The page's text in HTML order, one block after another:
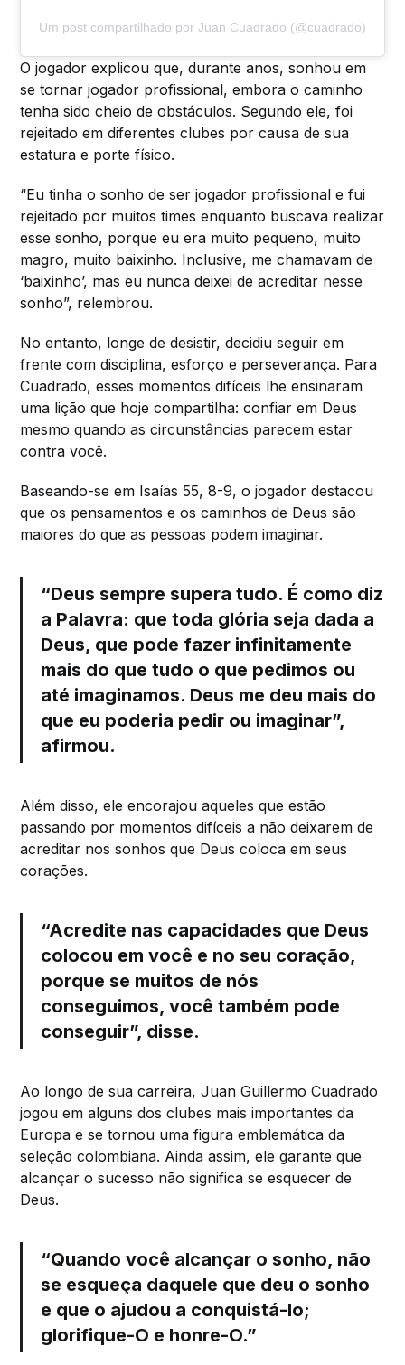
Um post compartilhado por Juan Cuadrado (@cuadrado)
O jogador explicou que, durante anos, sonhou em
se tornar jogador profissional, embora o caminho
tenha sido cheio de obstáculos. Segundo ele, foi
rejeitado em diferentes clubes por causa de sua
estatura e porte físico.
“Eu tinha o sonho de ser jogador profissional e fui
rejeitado por muitos times enquanto buscava realizar
esse sonho, porque eu era muito pequeno, muito
magro, muito baixinho. Inclusive, me chamavam de
‘baixinho’, mas eu nunca deixei de acreditar nesse
sonho”, relembrou.
No entanto, longe de desistir, decidiu seguir em
frente com disciplina, esforço e perseverança. Para
Cuadrado, esses momentos difíceis lhe ensinaram
uma lição que hoje compartilha: confiar em Deus
mesmo quando as circunstâncias parecem estar
contra você.
Baseando-se em Isaías 55, 8-9, o jogador destacou
que os pensamentos e os caminhos de Deus são
maiores do que as pessoas podem imaginar.
“Deus sempre supera tudo. É como diz
a Palavra: que toda glória seja dada a
Deus, que pode fazer infinitamente
mais do que tudo o que pedimos ou
até imaginamos. Deus me deu mais do
que eu poderia pedir ou imaginar”,
afirmou.
Além disso, ele encorajou aqueles que estão
passando por momentos difíceis a não deixarem de
acreditar nos sonhos que Deus coloca em seus
corações.
“Acredite nas capacidades que Deus
colocou em você e no seu coração,
porque se muitos de nós
conseguimos, você também pode
conseguir”, disse.
Ao longo de sua carreira, Juan Guillermo Cuadrado
jogou em alguns dos clubes mais importantes da
Europa e se tornou uma figura emblemática da
seleção colombiana. Ainda assim, ele garante que
alcançar o sucesso não significa se esquecer de
Deus.
“Quando você alcançar o sonho, não
se esqueça daquele que deu o sonho
e que o ajudou a conquistá-lo;
glorifique-O e honre-O.”